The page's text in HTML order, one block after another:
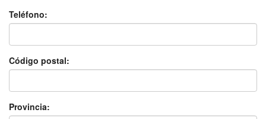
Teléfono:
Código postal:
Provincia: